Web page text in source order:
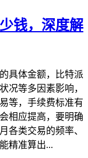
钱，深度解
具体金额，比特派
况等多因素影响，
等，手续费标准有
相应提高，要明确
各类交易的频率、
精准算出...